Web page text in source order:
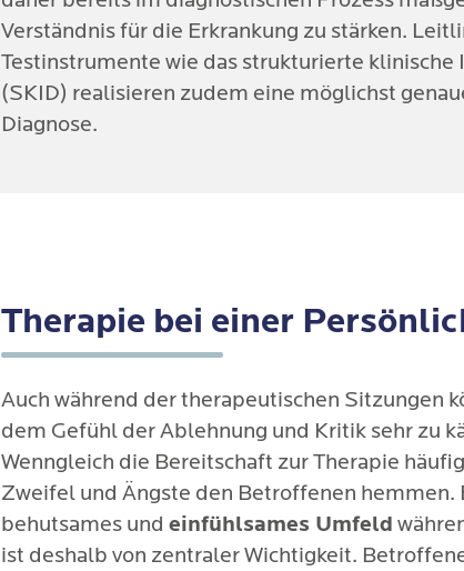
Verständnis für die Erkrankung zu stärken.
Testinstrumente wie das strukturierte klinische
(SKID) realisieren zudem eine möglichst
Diagnose.
Therapie bei einer
Auch während der therapeutischen Sitzungen
dem Gefühl der Ablehnung und Kritik sehr zu
Wenngleich die Bereitschaft zur Therapie
Zweifel und Ängste den Betroffenen hemmen.
behutsames und einfühlsames Umfeld
ist deshalb von zentraler Wichtigkeit.